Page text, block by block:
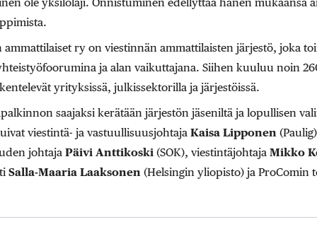
ammattilaiset ry on viestinnän ammattilaisten järjestö, joka
ja alan vaikuttajana. Siihen kuuluu noin
yrityksissä, julkissektorilla ja järjestöissä.
saajaksi kerätään järjestön jäseniltä ja lopullisen
viestintä- ja vastuullisuusjohtaja Kaisa Lipponen
johtaja Päivi Anttikoski(SOK), viestintäjohtaja Mikko
Salla-Maaria Laaksonen(Helsingin yliopisto) ja ProComin